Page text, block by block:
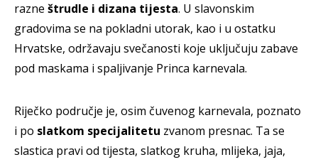
razne štrudle i dizana tijesta. U slavonskim
gradovima se na pokladni utorak, kao i u ostatku
Hrvatske, održavaju svečanosti koje uključuju zabave
pod maskama i spaljivanje Princa karnevala.
Riječko područje je, osim čuvenog karnevala, poznato
i po slatkom specijalitetu zvanom presnac. Ta se
slastica pravi od tijesta, slatkog kruha, mlijeka, jaja,